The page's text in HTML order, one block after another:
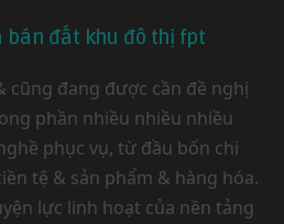
bán đất khu đô thị fpt
cũng đang được cần đề nghị
phần nhiều nhiều nhiều
phục vụ, từ đầu bốn chi
tệ & sản phẩm & hàng hóa.
lực linh hoạt của nền tảng